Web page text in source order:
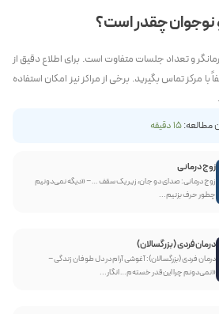
نوجوان چقدر است؟
و تعداد جلسات متفاوت است. برای اطلاع دقیق از
با مرکز تماس بگیرید. برخی از مراکز نیز امکان استفاده
مطالعه:15 دقیقه
زوج درمانی
زوج درمانی: صدای دو جان، زیر یک سقف … – «دیگه نمی‌دونیم
چطور حرف بزنیم...
درمان فردی (بزرگسالان)
درمان فردی (بزرگسالان): آغوشی آرام در دل طوفان زندگی –
«نمی‌دونم چرا این‌قدر خسته‌م… انگار...